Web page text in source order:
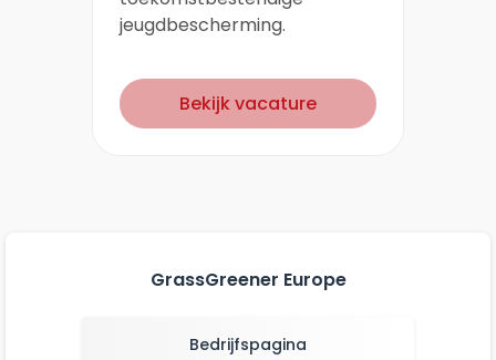
jeugdbescherming.
Bekijk vacature
GrassGreener Europe
Bedrijfspagina